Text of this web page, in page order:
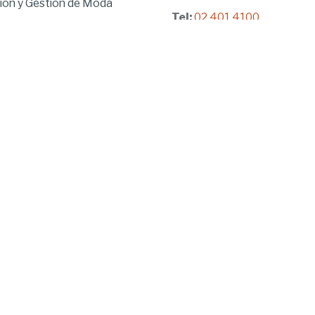
y Gestión de Moda
Tel:02.401.4100